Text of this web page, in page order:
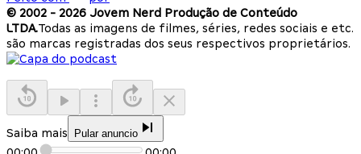
© 2002 - 2026 Jovem Nerd Produção de Conteúdo
LTDA.Todas as imagens de filmes, séries, redes sociais e etc.
são marcas registradas dos seus respectivos proprietários.
Saiba mais Pular anuncio